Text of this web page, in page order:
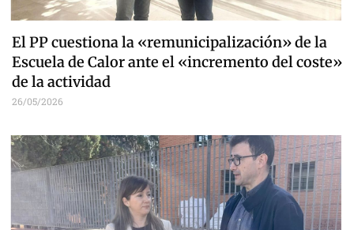
El PP cuestiona la «remunicipalización» de la
Escuela de Calor ante el «incremento del coste»
de la actividad
26/05/2026